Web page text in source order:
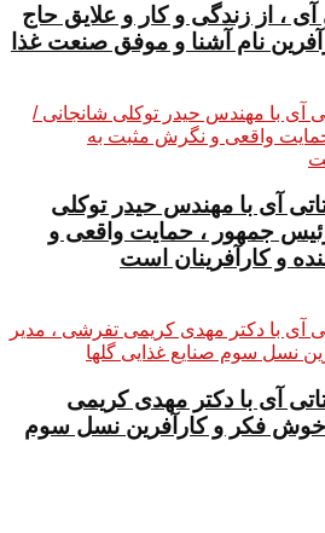
آی ، از زندگی و کار و علایق حاج
نام آشنا و موفق صنعت غذا
آی با مهندس حیدر توکلی
جمهور ، حمایت واقعی و
و کارآفرینان است
آی با دکتر مهدی کریمی
خوش فکر و کارآفرین نسل سوم